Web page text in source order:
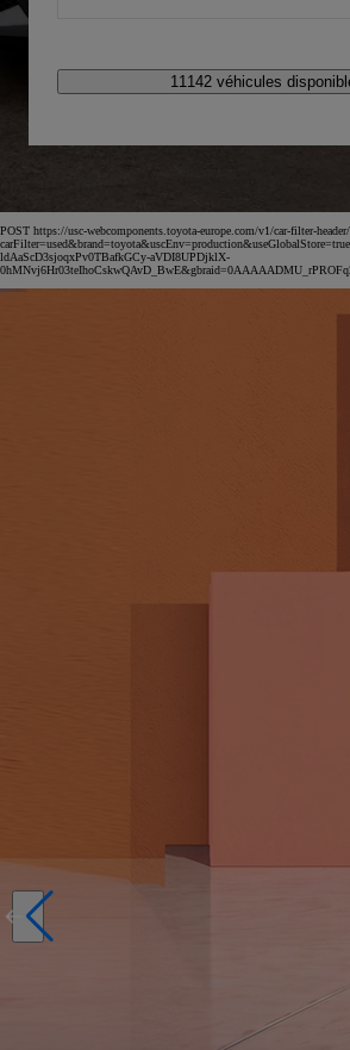
11142 véhicules
POST https://usc-webcomponents.toyota-europe.com/v1/car-filter-
ldAaScD3sjoqxPv0TBafkGCy-aVDI8UPDjklX-